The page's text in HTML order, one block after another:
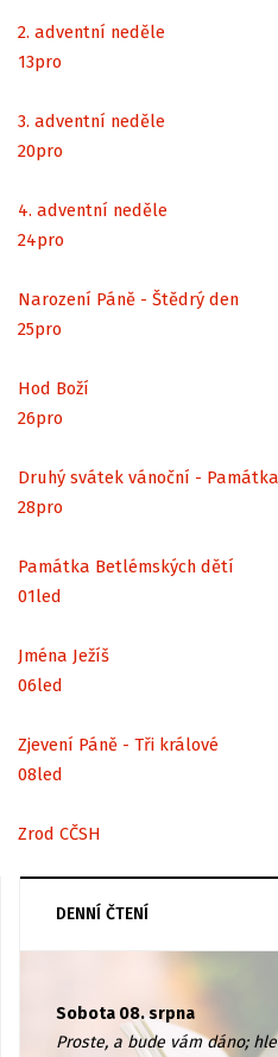
2. adventní neděle
13pro
3. adventní neděle
20pro
4. adventní neděle
24pro
Narození Páně - Štědrý den
25pro
Hod Boží
26pro
Druhý svátek vánoční -
28pro
Památka Betlémských dětí
01led
Jména Ježíš
06led
Zjevení Páně - Tři králové
08led
Zrod CČSH
DENNÍ ČTENÍ
Sobota 08. srpna
Proste, a bude vám dáno;